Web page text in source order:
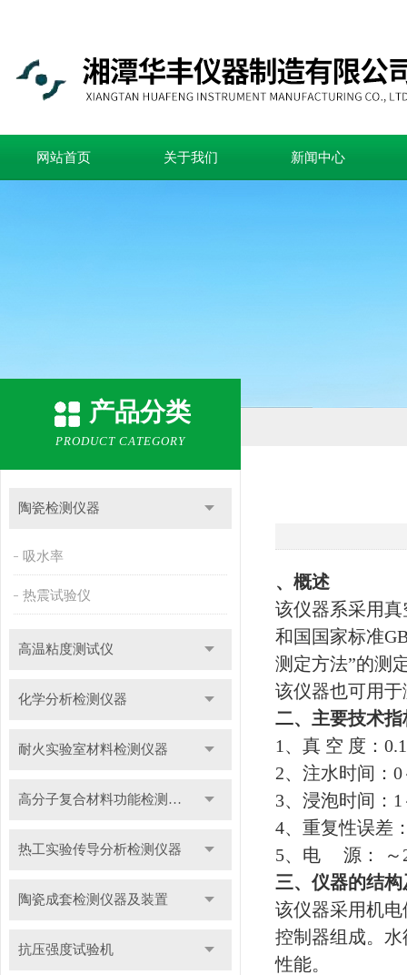
网站首页 关于我们 新闻中心
产品分类
PRODUCT CATEGORY
陶瓷检测仪器
吸水率
热震试验仪
高温粘度测试仪
化学分析检测仪器
耐火实验室材料检测仪器
高分子复合材料功能检测仪器
热工实验传导分析检测仪器
陶瓷成套检测仪器及装置
抗压强度试验机
、概述
该仪器系采用
和国国家标准
测定方法”的测
该仪器也可用
二、主要技术指
1 、真 空 度：
2、注水时间：
3、浸泡时间：
4、重复性误差
5、电 源： ～
三、仪器的结
该仪器采用机
控制器组成。
性能。